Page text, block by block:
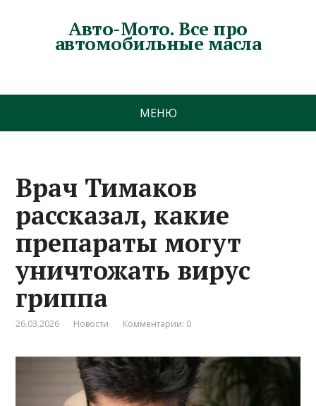
Авто-Мото. Все про
автомобильные масла
МЕНЮ
Врач Тимаков
рассказал, какие
препараты могут
уничтожать вирус
гриппа
26.03.2026 Новости Комментарии: 0